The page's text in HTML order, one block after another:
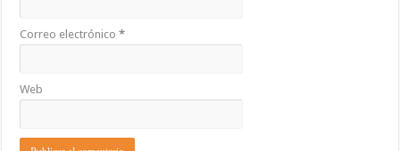
Correo electrónico*
Web